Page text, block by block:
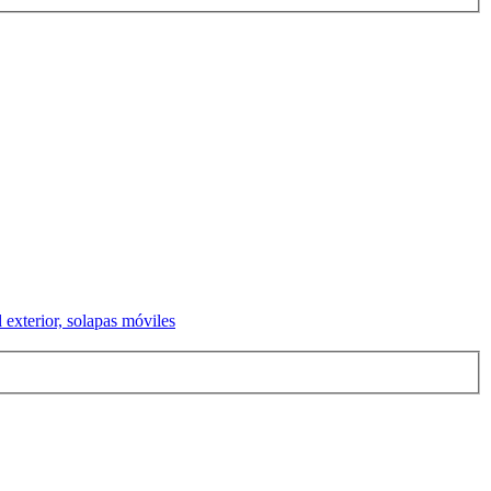
solapas móviles